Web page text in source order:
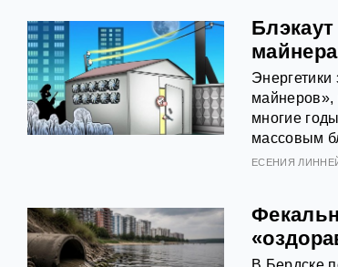
майнеров»,
многие
массовым
ЕСЕНИЯ